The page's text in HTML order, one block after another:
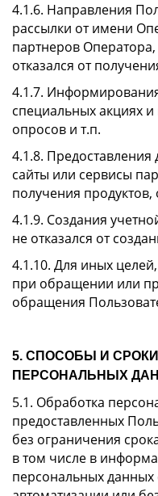
4.1.6. Направления
рассылки от имени
партнеров
отказался от
4.1.7.
специальных акциях
опросов и т.п.
4.1.8. Предоставления
сайты или сервисы
получения продуктов,
4.1.9. Создания
не отказался от
4.1.10. Для иных
при обращении или
обращения
5. СПОСОБЫ И
ПЕРСОНАЛЬНЫХ
5.1. Обработка
предоставленных
без ограничения
в том числе в
персональных данных